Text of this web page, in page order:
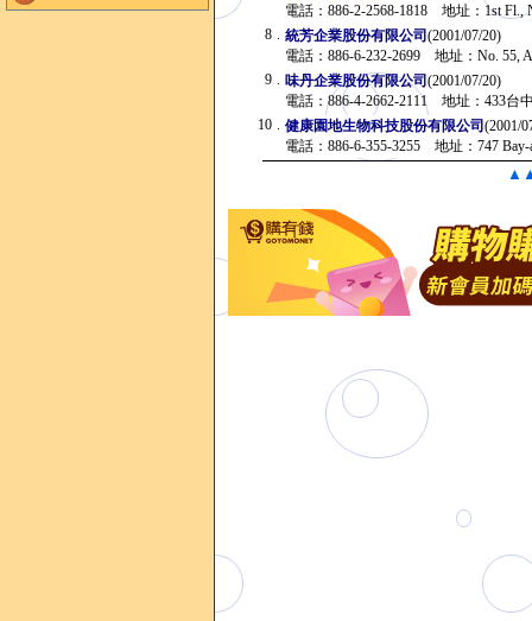
電話：886-2-2568-1818 地址：1st Fl.,
8 . 統芳企業股份有限公司 (2001/07/20)
電話：886-6-232-2699 地址：No. 55,
9 . 味丹企業股份有限公司 (2001/07/20)
電話：886-4-2662-2111 地址：433
10 . 健康園地生物科技股份有限公司 (2001/
電話：886-6-355-3255 地址：747 Bay-